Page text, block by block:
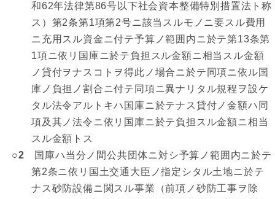
和62年法律第86号以下社会資本整備特別措置法ト称
ス）第2条第1項第2号ニ該当スルモノニ要スル費用
ニ充用スル資金ニ付テ予算ノ範囲内ニ於テ第13条第
1項ニ依リ国庫ニ於テ負担スル金額ニ相当スル金額
ノ貸付ヲナスコトヲ得此ノ場合ニ於テ同項ニ依ル国
庫ノ負担ノ割合ニ付テ同項ニ異ナリタル規程ヲ設ケ
タル法令アルトキハ国庫ニ於テナス貸付ノ金額ハ同
項及其ノ法令ニ依リ国庫ニ於テ負担スル金額ニ相当
スル金額トス
○2 国庫ハ当分ノ間公共団体ニ対シ予算ノ範囲内ニ於テ
第2条ニ依リ国土交通大臣ノ指定シタル土地ニ於テ
ナス砂防設備ニ関スル事業（前項ノ砂防工事ヲ除